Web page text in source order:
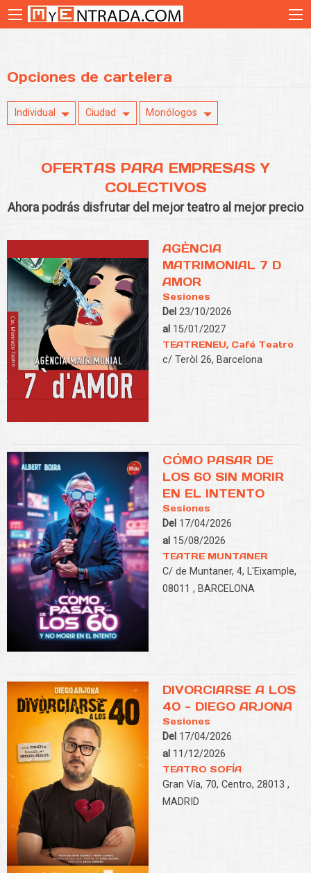
Opciones de cartelera
Individual Ciudad Monólogos
OFERTAS PARA EMPRESAS Y
COLECTIVOS
Ahora podrás disfrutar del mejor teatro al mejor precio
AGÈNCIA
MATRIMONIAL 7 D
AMOR
Sesiones
Del 23/10/2026
al 15/01/2027
TEATRENEU, Café Teatro
c/ Teròl 26, Barcelona
CÓMO PASAR DE
LOS 60 SIN MORIR
EN EL INTENTO
Sesiones
Del 17/04/2026
al 15/08/2026
TEATRE MUNTANER
C/ de Muntaner, 4, L'Eixample,
08011 , BARCELONA
DIVORCIARSE A LOS
40 - DIEGO ARJONA
Sesiones
Del 17/04/2026
al 11/12/2026
TEATRO SOFÍA
Gran Vía, 70, Centro, 28013 ,
MADRID